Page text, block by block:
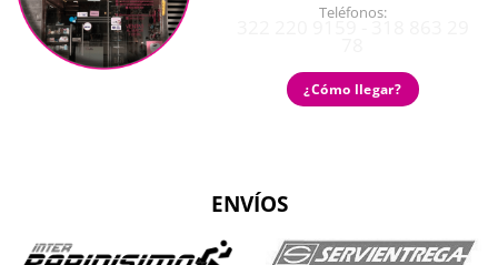
Teléfonos:
¿Cómo llegar?
ENVÍOS